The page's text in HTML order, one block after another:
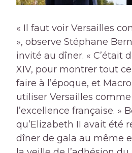
« Il faut voir Versailles
», observe Stéphane
invité au dîner. « C’était
XIV, pour montrer tout
faire à l’époque, et
utiliser Versailles
l’excellence française. »
qu’Elizabeth II avait été
dîner de gala au même